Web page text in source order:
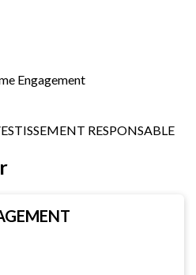
Engagement
RESPONSABLE